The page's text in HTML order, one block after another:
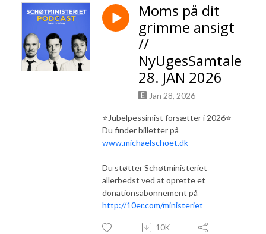
Moms på dit
grimme ansigt
//
NyUgesSamtale
28. JAN 2026
Jan 28, 2026
⭐️Jubelpessimist forsætter i 2026⭐️
Du finder billetter på
www.michaelschoet.dk
Du støtter Schøtministeriet
allerbedst ved at oprette et
donationsabonnement på
http://10er.com/ministeriet
10K